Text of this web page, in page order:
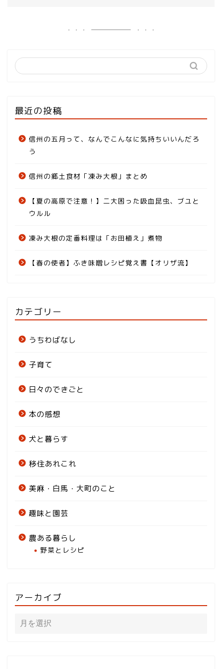
最近の投稿
信州の五月って、なんでこんなに気持ちいいんだろ
う
信州の郷土食材「凍み大根」まとめ
【夏の高原で注意！】二大困った吸血昆虫、ブユと
ウルル
凍み大根の定番料理は「お田植え」煮物
【春の使者】ふき味噌レシピ覚え書【オリザ流】
カテゴリー
うちわばなし
子育て
日々のできごと
本の感想
犬と暮らす
移住あれこれ
美麻・白馬・大町のこと
趣味と園芸
農ある暮らし
野菜とレシピ
アーカイブ